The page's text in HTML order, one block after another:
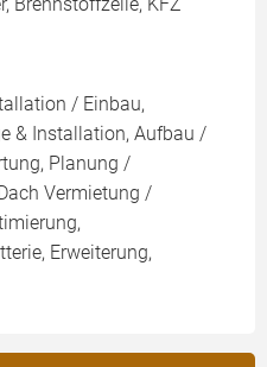
/ Einbau,
& Installation, Aufbau /
Planung /
Vermietung /
Erweiterung,